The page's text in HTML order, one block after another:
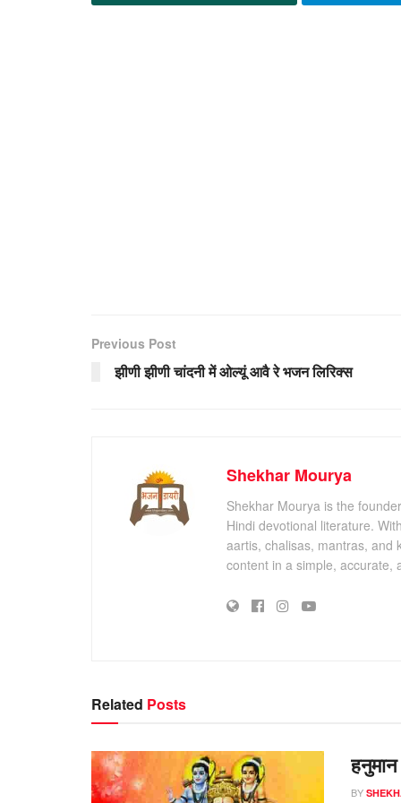
Previous Post
झीणी झीणी चांदनी में ओल्यूं आवै रे भजन लिरिक्स
Shekhar Mourya
Shekhar Mourya is the
Hindi devotional literature.
aartis, chalisas, mantras, and
content in a simple, accurate,
Related Posts
BY